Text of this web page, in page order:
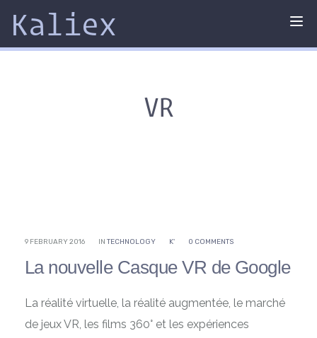
Kaliex
VR
9 FEBRUARY 2016 IN TECHNOLOGY K' 0 COMMENTS
La nouvelle Casque VR de Google
La réalité virtuelle, la réalité augmentée, le marché
de jeux VR, les films 360° et les expériences